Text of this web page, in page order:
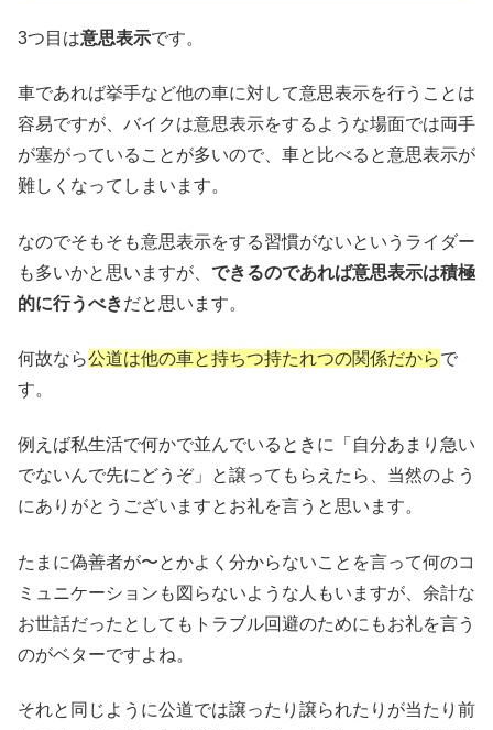
3つ目は意思表示です。
車であれば挙手など他の車に対して意思表示を行うことは
容易ですが、バイクは意思表示をするような場面では両手
が塞がっていることが多いので、車と比べると意思表示が
難しくなってしまいます。
なのでそもそも意思表示をする習慣がないというライダー
も多いかと思いますが、 できるのであれば意思表示は積極
的に行うべきだと思います。
何故なら公道は他の車と持ちつ持たれつの関係だからで
す。
例えば私生活で何かで並んでいるときに「自分あまり急い
でないんで先にどうぞ」と譲ってもらえたら、当然のよう
にありがとうございますとお礼を言うと思います。
たまに偽善者が〜とかよく分からないことを言って何のコ
ミュニケーションも図らないような人もいますが、余計な
お世話だったとしてもトラブル回避のためにもお礼を言う
のがベターですよね。
それと同じように公道では譲ったり譲られたりが当たり前